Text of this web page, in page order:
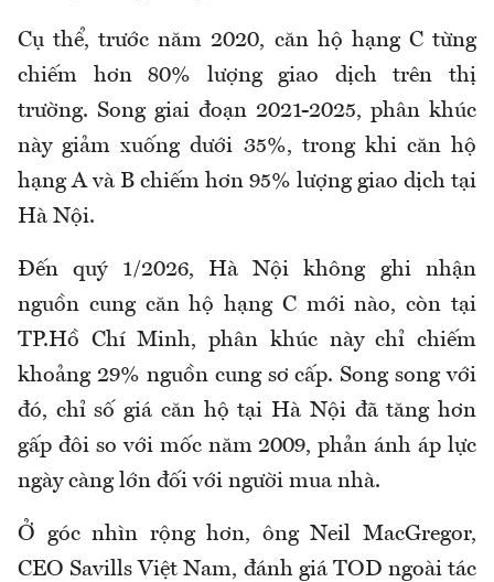
Cụ thể, trước năm 2020, căn hộ hạng C từng
chiếm hơn 80% lượng giao dịch trên thị
trường. Song giai đoạn 2021-2025, phân khúc
này giảm xuống dưới 35%, trong khi căn hộ
hạng A và B chiếm hơn 95% lượng giao dịch tại
Hà Nội.
Đến quý 1/2026, Hà Nội không ghi nhận
nguồn cung căn hộ hạng C mới nào, còn tại
TP.Hồ Chí Minh, phân khúc này chỉ chiếm
khoảng 29% nguồn cung sơ cấp. Song song với
đó, chỉ số giá căn hộ tại Hà Nội đã tăng hơn
gấp đôi so với mốc năm 2009, phản ánh áp lực
ngày càng lớn đối với người mua nhà.
Ở góc nhìn rộng hơn, ông Neil MacGregor,
CEO Savills Việt Nam, đánh giá TOD ngoài tác